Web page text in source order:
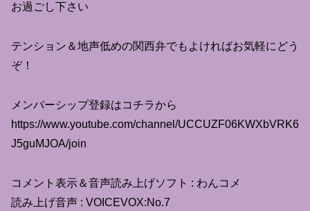
お過ごし下さい
テンション＆地声低めの関西弁でもよければお気軽にどう
ぞ！
メンバーシップ登録はコチラから
https://www.youtube.com/channel/UCCUZF06KWXbVRK6
J5guMJOA/join
コメント表示＆音声読み上げソフト : わんコメ
読み上げ音声 : VOICEVOX:No.7